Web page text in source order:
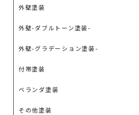
外壁塗装
外壁-ダブルトーン塗装-
外壁-グラデーション塗装-
付帯塗装
ベランダ塗装
その他塗装